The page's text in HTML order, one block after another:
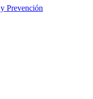
Prevención